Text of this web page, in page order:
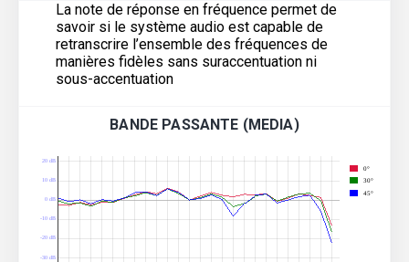
La note de réponse en fréquence permet de
savoir si le système audio est capable de
retranscrire l’ensemble des fréquences de
manières fidèles sans suraccentuation ni
sous-accentuation
BANDE PASSANTE (MEDIA)